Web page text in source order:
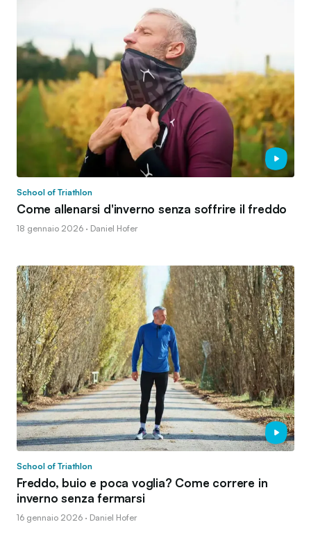
School of Triathlon
Come allenarsi d'inverno senza soffrire il freddo
18 gennaio 2026 · Daniel Hofer
School of Triathlon
Freddo, buio e poca voglia? Come correre in
inverno senza fermarsi
16 gennaio 2026 · Daniel Hofer